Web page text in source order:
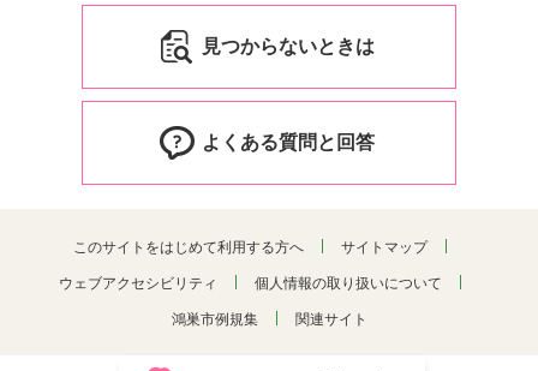
見つからないときは
よくある質問と回答
このサイトをはじめて利用する方へ サイトマップ
ウェブアクセシビリティ 個人情報の取り扱いについて
鴻巣市例規集 関連サイト